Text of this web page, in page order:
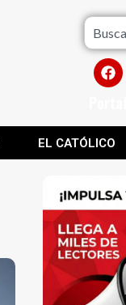
EL CATÓLICO